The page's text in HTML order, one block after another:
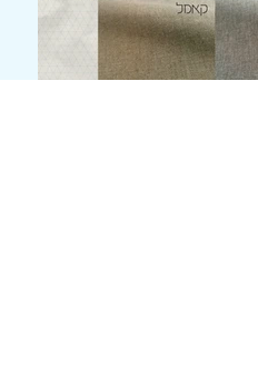
כריכת פשתן
הדפסת חזית מלאה